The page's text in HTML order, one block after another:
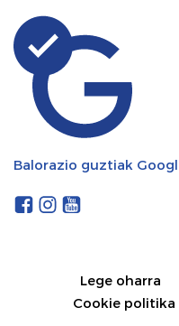
Balorazio guztiak
Lege oharra
Cookie politika